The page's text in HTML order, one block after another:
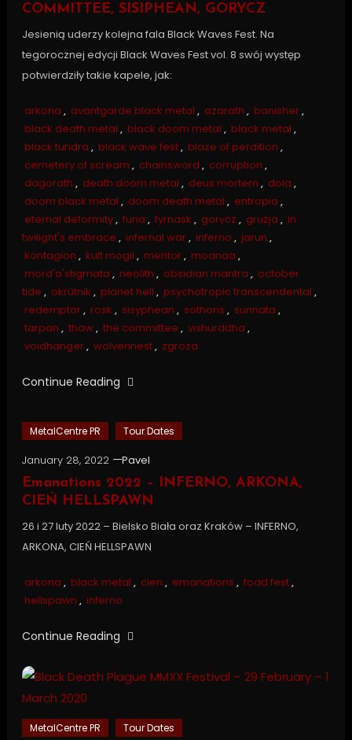
COMMITTEE, SISIPHEAN, GORYCZ
Jesienią uderzy kolejna fala Black Waves Fest. Na
tegorocznej edycji Black Waves Fest vol. 8 swój występ
potwierdziły takie kapele, jak:
arkona , avantgarde black metal , azarath , banisher,
black death metal , black doom metal , black metal ,
black tundra , black wave fest, blaze of perdition ,
cemetery of scream , chainsword , corruption ,
dagorath , death doom metal , deus mortem , dola ,
doom black metal , doom death metal , entropia ,
eternal deformity, furia , fyrnask , gorycz , gruzja , in
twilight's embrace , infernal war, inferno , jarun ,
kontagion , kult mogil , mentor, moanaa ,
mord'a'stigmata , neolith , obsidian mantra , october
tide , okrütnik , planet hell , psychotropic transcendental ,
redemptor, rosk , sisyphean , sothoris , sunnata ,
tarpan , thaw, the committee , vishurddha ,
voidhanger, wolvennest, zgroza
Continue Reading
MetalCentre PR Tour Dates
January 28, 2022
Pavel
Emanations 2022 – INFERNO, ARKONA,
CIEŃ HELLSPAWN
26 i 27 luty 2022 – Bielsko Biała oraz Kraków – INFERNO,
ARKONA, CIEŃ HELLSPAWN
arkona , black metal , cien , emanations , foad fest,
hellspawn , inferno
Continue Reading
MetalCentre PR Tour Dates